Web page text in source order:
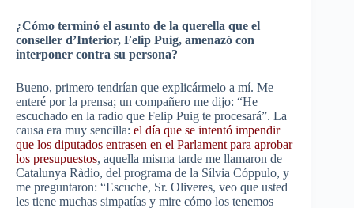
¿Cómo terminó el asunto de la querella que el
conseller d’Interior, Felip Puig, amenazó con
interponer contra su persona?
Bueno, primero tendrían que explicármelo a mí. Me
enteré por la prensa; un compañero me dijo: “He
escuchado en la radio que Felip Puig te procesará”. La
causa era muy sencilla: el día que se intentó impendir
que los diputados entrasen en el Parlament para aprobar
los presupuestos, aquella misma tarde me llamaron de
Catalunya Ràdio, del programa de la Sílvia Cóppulo, y
me preguntaron: “Escuche, Sr. Oliveres, veo que usted
les tiene muchas simpatías y mire cómo los tenemos